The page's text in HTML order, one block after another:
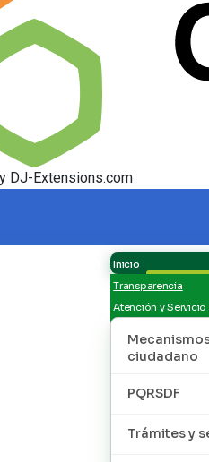
DJ-Extensions.com
Inicio
Transparencia
Atención y
ciudadano
PQRSDF
Trámites y